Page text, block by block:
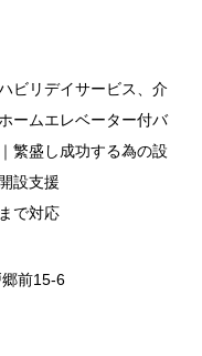
ビリデイサービス、介
ームエレベーター付バ
繁盛し成功する為の設
設支援
で対応
前15-6